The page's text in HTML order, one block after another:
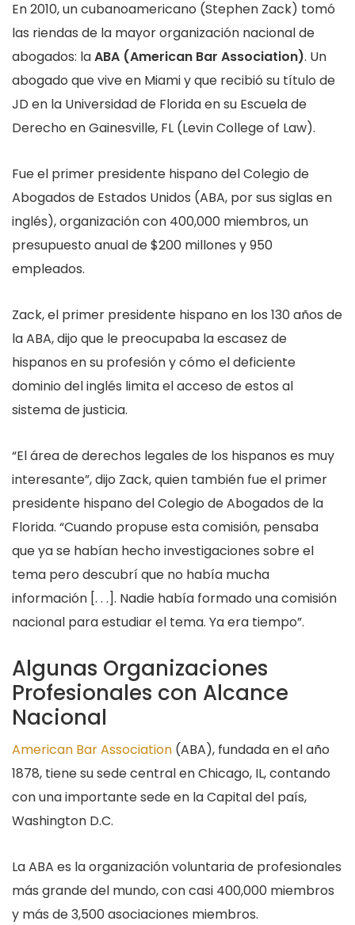
En 2010, un cubanoamericano (Stephen Zack) tomó
las riendas de la mayor organización nacional de
abogados: laABA (American Bar Association). Un
abogado que vive en Miami y que recibió su título de
JD en la Universidad de Florida en su Escuela de
Derecho en Gainesville, FL (Levin College of Law).
Fue el primer presidente hispano del Colegio de
Abogados de Estados Unidos (ABA, por sus siglas en
inglés), organización con 400,000 miembros, un
presupuesto anual de $200 millones y 950
empleados.
Zack, el primer presidente hispano en los 130 años de
la ABA, dijo que le preocupaba la escasez de
hispanos en su profesión y cómo el deficiente
dominio del inglés limita el acceso de estos al
sistema de justicia.
“El área de derechos legales de los hispanos es muy
interesante”, dijo Zack, quien también fue el primer
presidente hispano del Colegio de Abogados de la
Florida. “Cuando propuse esta comisión, pensaba
que ya se habían hecho investigaciones sobre el
tema pero descubrí que no había mucha
información [. . .]. Nadie había formado una comisión
nacional para estudiar el tema. Ya era tiempo”.
Algunas Organizaciones
Profesionales con Alcance
Nacional
American Bar Association (ABA), fundada en el año
1878, tiene su sede central en Chicago, IL, contando
con una importante sede en la Capital del país,
Washington D.C.
La ABA es la organización voluntaria de profesionales
más grande del mundo, con casi 400,000 miembros
y más de 3,500 asociaciones miembros.